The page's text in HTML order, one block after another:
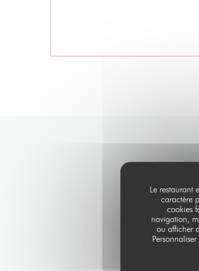
Le restaurant
caractère
cookies
navigation,
ou afficher